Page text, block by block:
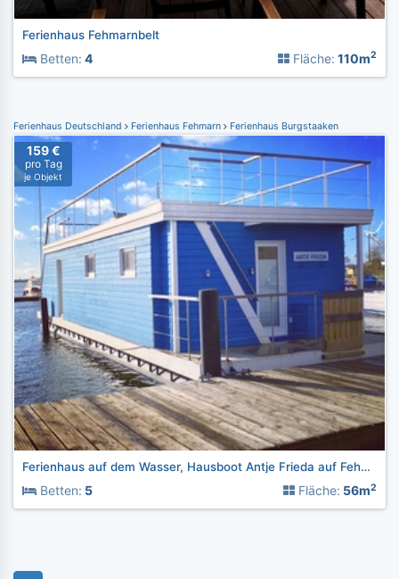
Ferienhaus Fehmarnbelt
Betten: 4 Fläche: 110m2
Ferienhaus Deutschland Ferienhaus Fehmarn Ferienhaus Burgstaaken
159 €
pro Tag
je Objekt
Ferienhaus auf dem Wasser, Hausboot Antje Frieda auf Fehmarn
Betten: 5 Fläche: 56m2